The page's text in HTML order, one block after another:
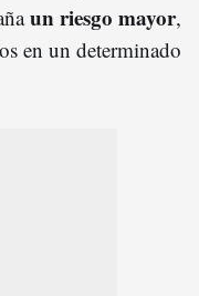
un riesgo mayor,
en un determinado